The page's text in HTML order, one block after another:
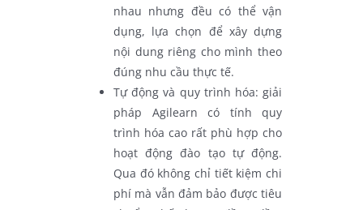
nhau nhưng đều có thể vận
dụng, lựa chọn để xây dựng
nội dung riêng cho mình theo
đúng nhu cầu thực tế.
Tự động và quy trình hóa: giải
pháp Agilearn có tính quy
trình hóa cao rất phù hợp cho
hoạt động đào tạo tự động.
Qua đó không chỉ tiết kiệm chi
phí mà vẫn đảm bảo được tiêu